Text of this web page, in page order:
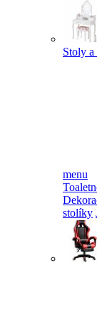
Stoly
menu
stolíky